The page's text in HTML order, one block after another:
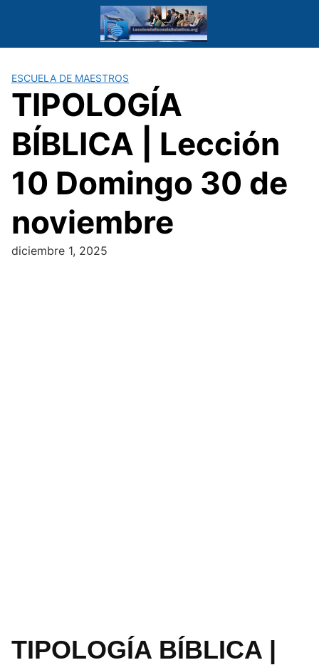
ESCUELA DE MAESTROS
TIPOLOGÍA
BÍBLICA | Lección
10 Domingo 30 de
noviembre
diciembre 1, 2025
TIPOLOGÍA BÍBLICA |